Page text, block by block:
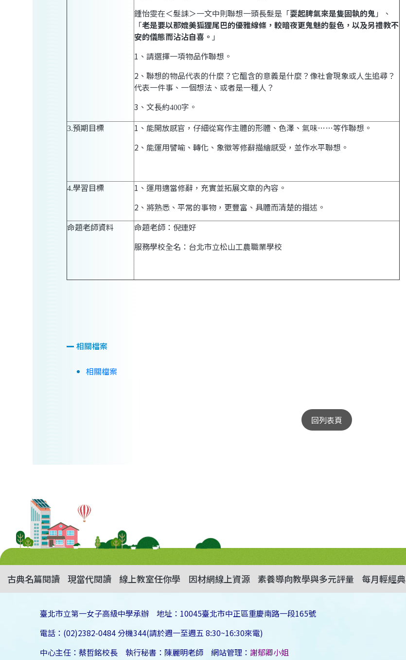
鍾怡雯在＜髮誄＞一文中則聯想一頭長髮是「耍起脾氣來是隻固執的鬼 」、
「老是要以那媲美狐狸尾巴的優雅線條，較暗夜更鬼魅的髮色，以及另禮教不
安的儀態而沾沾自喜。 」
1 、請選擇一項物品作聯想。
2 、聯想的物品代表的什麼？它醞含的意義是什麼？像社會現象或人生追尋？
代表一件事、一個想法、或者是一種人？
3 、文長約400字。
3.預期目標 1 、能開放感官，仔細從寫作主體的形體、色澤、氣味……等作聯想。
2 、能運用譬喻、轉化、象徵等修辭描繪感受，並作水平聯想。
4.學習目標 1 、運用適當修辭，充實並拓展文章的內容。
2 、將熟悉、平常的事物，更豐富、具體而清楚的描述。
命題老師資料
命題老師：倪連好
服務學校全名：台北市立松山工農職業學校
相關檔案
相關檔案
回列表頁
古典名篇閱讀 現當代閱讀 線上教室任你學 因材網線上資源 素養導向教學與多元評量 每月輕經典
臺北市立第一女子高級中學承辦 地址：10045臺北市中正區重慶南路一段165號
電話：(02)2382-0484 分機344(請於週一至週五 8:30~16:30來電)
中心主任：蔡哲銘校長 執行秘書：陳麗明老師 網站管理：謝郁卿小姐